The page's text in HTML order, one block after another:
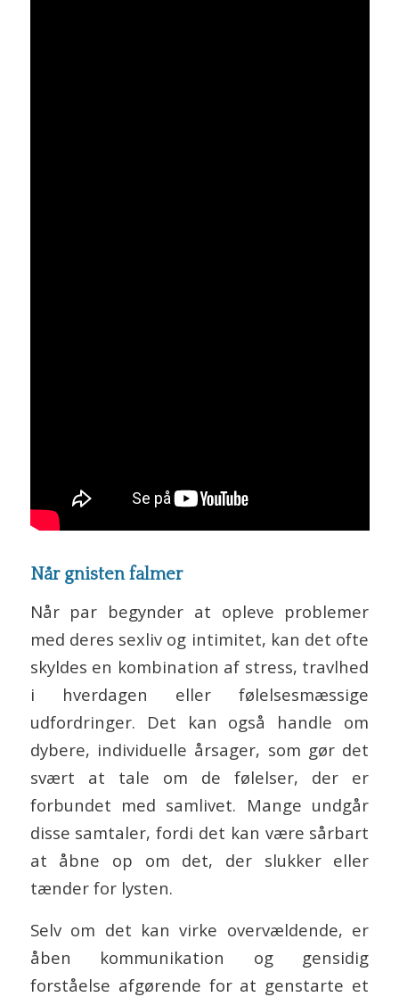
Når gnisten falmer
Når par begynder at opleve problemer
med deres sexliv og intimitet, kan det ofte
skyldes en kombination af stress, travlhed
i hverdagen eller følelsesmæssige
udfordringer. Det kan også handle om
dybere, individuelle årsager, som gør det
svært at tale om de følelser, der er
forbundet med samlivet. Mange undgår
disse samtaler, fordi det kan være sårbart
at åbne op om det, der slukker eller
tænder for lysten.
Selv om det kan virke overvældende, er
åben kommunikation og gensidig
forståelse afgørende for at genstarte et